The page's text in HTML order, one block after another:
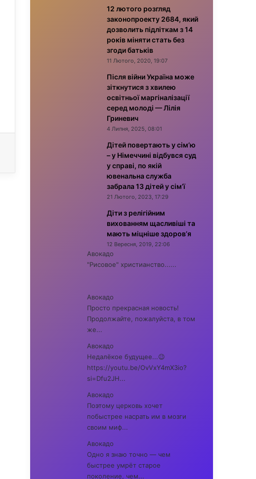
12 лютого розгляд
законопроекту 2684, який
дозволить підліткам з 14
років міняти стать без
згоди батьків
11 Лютого, 2020, 19:07
Після війни Україна може
зіткнутися з хвилею
освітньої маргіналізації
серед молоді — Лілія
Гриневич
4 Липня, 2025, 08:01
Дітей повертають у сім’ю
– у Німеччині відбувся суд
у справі, по якій
ювенальна служба
забрала 13 дітей у сім’ї
21 Лютого, 2023, 17:29
Діти з релігійним
вихованням щасливіші та
мають міцніше здоров’я
12 Вересня, 2019, 22:06
Авокадо
"Рисовое" христианство......
Авокадо
Просто прекрасная новость!
Продолжайте, пожалуйста, в том
же...
Авокадо
Недалёкое будущее...😉
https://youtu.be/OvVxY4mX3io?
si=Dfu2JH...
Авокадо
Поэтому церковь хочет
побыстрее насрать им в мозги
своим миф...
Авокадо
Одно я знаю точно — чем
быстрее умрёт старое
поколение, чем...